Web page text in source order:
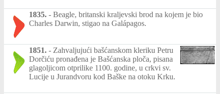
1835. - Beagle, britanski kraljevski brod na kojem je bio
Charles Darwin, stigao na Galápagos.
1851. - Zahvaljujući bašćanskom kleriku Petru
Dorčiću pronađena je Bašćanska ploča, pisana
glagoljicom otprilike 1100. godine, u crkvi sv.
Lucije u Jurandvoru kod Baške na otoku Krku.